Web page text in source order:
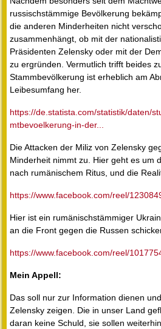
russischstämmige Bevölkerung
die anderen Minderheiten nicht
zusammenhängt, ob mit der
Präsidenten Zelensky oder mit der
zu ergründen. Vermutlich trifft beides
Stammbevölkerung ist erheblich am
Leibesumfang her.
https://de.statista.com/statistik/daten/
mtbevoelkerung-in-der...
Die Attacken der Miliz von Zelensky
Minderheit nimmt zu. Hier geht es um
nach rumänischem Ritus, und die
https://www.facebook.com/reel/
Hier ist ein rumänischstämmiger
an die Front gegen die Russen
https://www.facebook.com/reel/
Mein Appell:
Das soll nur zur Information dienen
Zelensky zeigen. Die in unser Land
daran keine Schuld, sie sollen